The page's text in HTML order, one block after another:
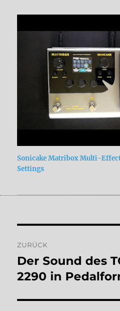
Sonicake Matribox Multi-
Settings
ZURÜCK
Vorheriger
Beitrag:
Der Sound des
2290 in